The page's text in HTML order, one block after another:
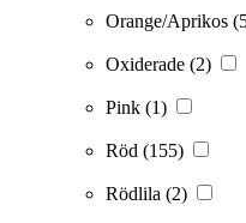
Orange/Aprikos
Oxiderade (2)
Pink (1)
Röd (155)
Rödlila (2)